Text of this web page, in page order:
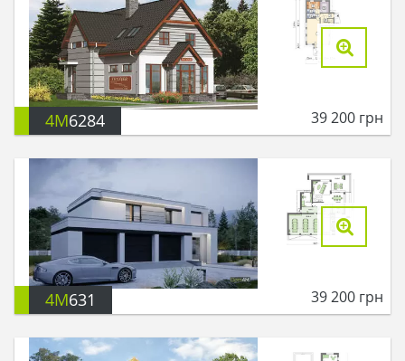
4M6284 39 200 грн
4M631 39 200 грн